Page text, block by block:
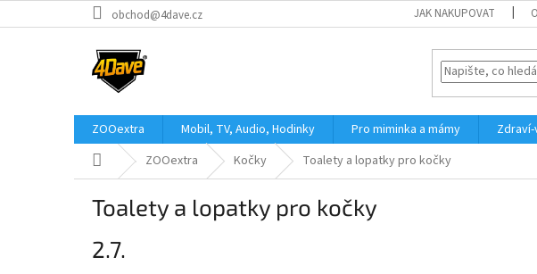
na
obchod@4dave.cz JAK NAKUPOVAT
ZOOextra Mobil, TV, Audio, Hodinky Pro miminka a mámy
Domů ZOOextra Kočky Toalety a lopatky pro kočky
Toalety a lopatky pro kočky
2.7.